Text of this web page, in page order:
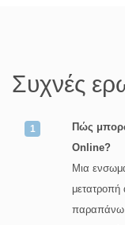
Συχνές
Πώς
Online?
Μια
μετατροπή
παραπάνω.